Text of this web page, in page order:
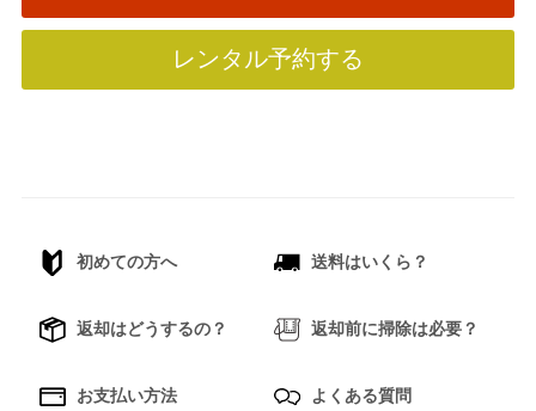
レンタル予約する
初めての方へ 送料はいくら？
返却はどうするの？ 返却前に掃除は必要？
お支払い方法 よくある質問